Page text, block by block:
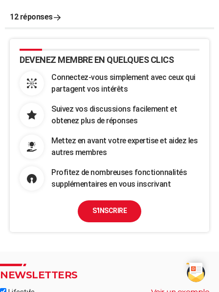
12 réponses
DEVENEZ MEMBRE EN QUELQUES CLICS
Connectez-vous simplement avec ceux qui
partagent vos intérêts
Suivez vos discussions facilement et
obtenez plus de réponses
Mettez en avant votre expertise et aidez les
autres membres
Profitez de nombreuses fonctionnalités
supplémentaires en vous inscrivant
S'INSCRIRE
NEWSLETTERS